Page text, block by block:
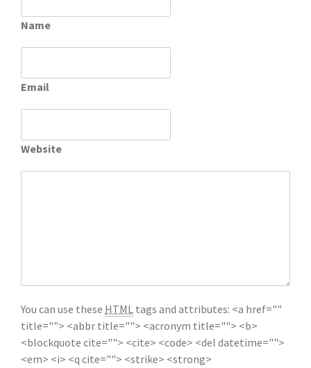
Name
Email
Website
You can use these HTML tags and attributes: <a href=""
title=""> <abbr title=""> <acronym title=""> <b>
<blockquote cite=""> <cite> <code> <del datetime="">
<em> <i> <q cite=""> <strike> <strong>